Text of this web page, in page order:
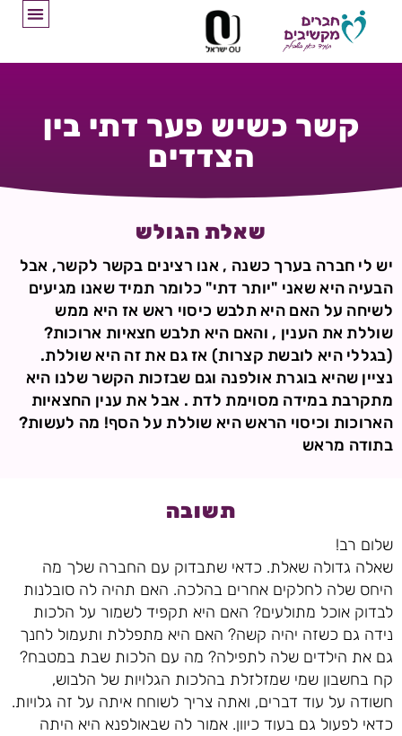
קשר כשיש פער דתי בין
הצדדים
שאלת הגולש
יש לי חברה בערך כשנה , אנו רצינים בקשר לקשר, אבל
הבעיה היא שאני "יותר דתי" כלומר תמיד שאנו מגיעים
לשיחה על האם היא תלבש כיסוי ראש אז היא ממש
שוללת את הענין , והאם היא תלבש חצאיות ארוכות?
(בגללי היא לובשת קצרות) אז גם את זה היא שוללת.
נציין שהיא בוגרת אולפנה וגם שבזכות הקשר שלנו היא
מתקרבת במידה מסוימת לדת . אבל את ענין החצאיות
הארוכות וכיסוי הראש היא שוללת על הסף! מה לעשות?
בתודה מראש
תשובה
שלום רב!
שאלה גדולה שאלת. כדאי שתבדוק עם החברה שלך מה
היחס שלה לחלקים אחרים בהלכה. האם תהיה לה סובלנות
לבדוק אוכל מתולעים? האם היא תקפיד לשמור על הלכות
נידה גם כשזה יהיה קשה? האם היא מתפללת ותעמול לחנך
גם את הילדים שלה לתפילה? מה עם הלכות שבת במטבח?
קח בחשבון שמי שמזלזלת בהלכות הגלויות של הלבוש,
חשודה על עוד דברים, ואתה צריך לשוחח איתה על זה גלויות.
כדאי לפעול גם בעוד כיוון. אמור לה שבאולפנא היא היתה